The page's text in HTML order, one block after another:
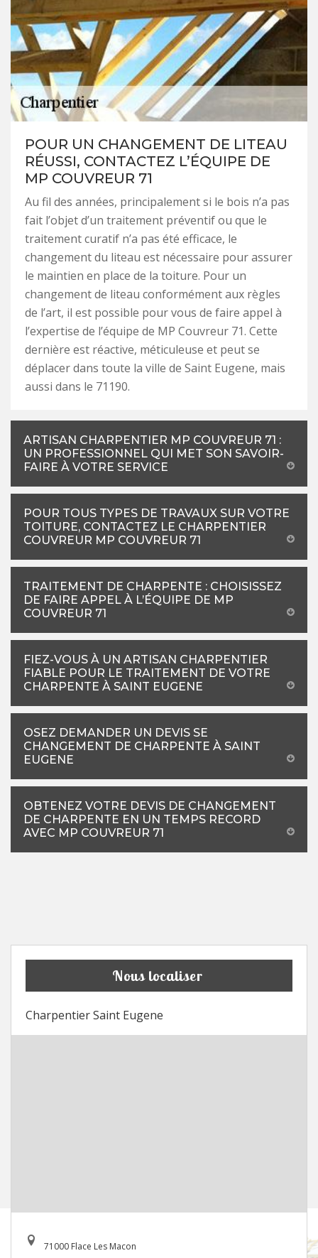
POUR UN CHANGEMENT DE LITEAU
RÉUSSI, CONTACTEZ L’ÉQUIPE DE
MP COUVREUR 71
Au fil des années, principalement si le bois n’a pas
fait l’objet d’un traitement préventif ou que le
traitement curatif n’a pas été efficace, le
changement du liteau est nécessaire pour assurer
le maintien en place de la toiture. Pour un
changement de liteau conformément aux règles
de l’art, il est possible pour vous de faire appel à
l’expertise de l’équipe de MP Couvreur 71. Cette
dernière est réactive, méticuleuse et peut se
déplacer dans toute la ville de Saint Eugene, mais
aussi dans le 71190.
ARTISAN CHARPENTIER MP COUVREUR 71 :
UN PROFESSIONNEL QUI MET SON SAVOIR-
FAIRE À VOTRE SERVICE
POUR TOUS TYPES DE TRAVAUX SUR VOTRE
TOITURE, CONTACTEZ LE CHARPENTIER
COUVREUR MP COUVREUR 71
TRAITEMENT DE CHARPENTE : CHOISISSEZ
DE FAIRE APPEL À L’ÉQUIPE DE MP
COUVREUR 71
FIEZ-VOUS À UN ARTISAN CHARPENTIER
FIABLE POUR LE TRAITEMENT DE VOTRE
CHARPENTE À SAINT EUGENE
OSEZ DEMANDER UN DEVIS SE
CHANGEMENT DE CHARPENTE À SAINT
EUGENE
OBTENEZ VOTRE DEVIS DE CHANGEMENT
DE CHARPENTE EN UN TEMPS RECORD
AVEC MP COUVREUR 71
Nous localiser
Charpentier Saint Eugene
71000 Flace Les Macon